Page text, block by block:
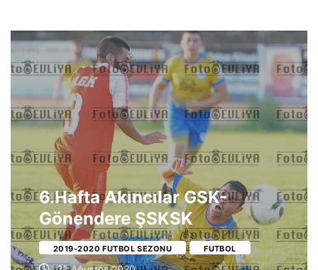
6.Hafta Akıncılar GSK-
Gönendere ŞSKSK
2019-2020 FUTBOL SEZONU FUTBOL